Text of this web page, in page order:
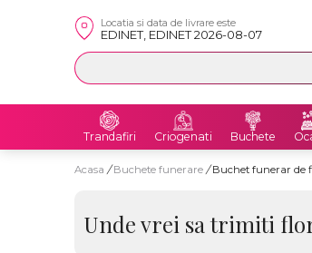
Locatia si data de livrare este
EDINET, EDINET 2026-08-07
Trandafiri Criogenati Buchete
Acasa / Buchete funerare / Buchet funerar de
Unde vrei sa trimiti